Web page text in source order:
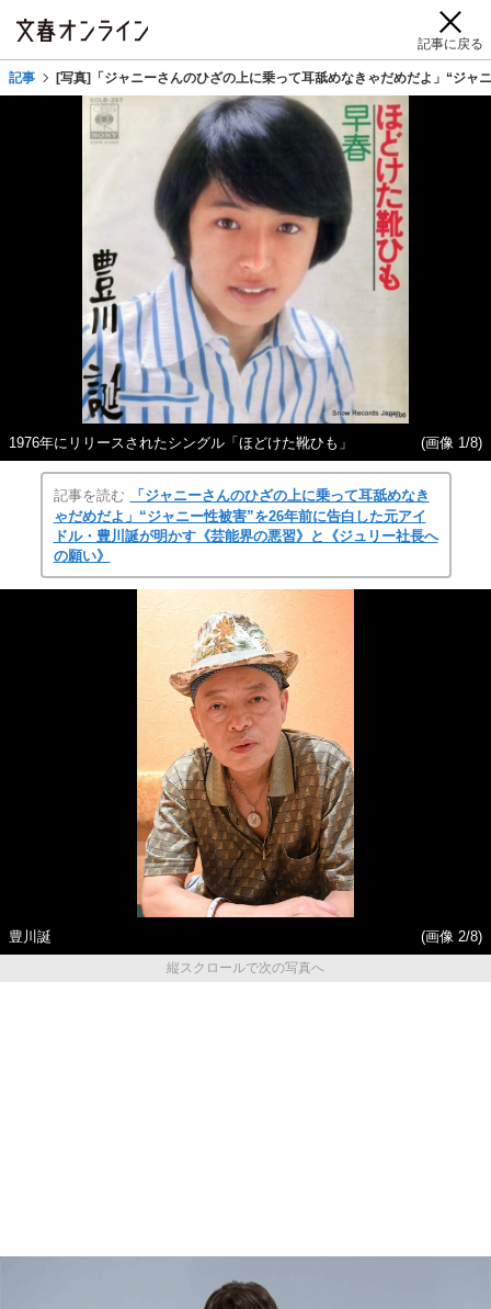
記事に戻る
記事 [写真]「ジャニーさんのひざの上に乗って耳舐めなきゃだめだよ」“ジ
1976年にリリースされたシングル「ほどけた靴ひも」 (画像 1/8)
記事を読む
「ジャニーさんのひざの上に乗って耳舐めなき
ゃだめだよ」“ジャニー性被害”を26年前に告白した元アイ
ドル・豊川誕が明かす《芸能界の悪習》と《ジュリー社長へ
の願い》
豊川誕
(画像 2/8)
縦スクロールで次の写真へ